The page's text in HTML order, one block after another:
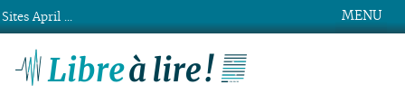
MENU
Sites April ...